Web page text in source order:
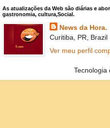
As atualizações da Web são diárias e
gastronomia, cultura,Social.
News da Hora.
Curitiba, PR, Brazil
Ver meu perfil
Tecnologia